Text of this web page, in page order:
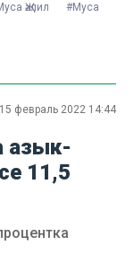
Җәлил #Муса
15 февраль 2022 14:44
азык-
11,5